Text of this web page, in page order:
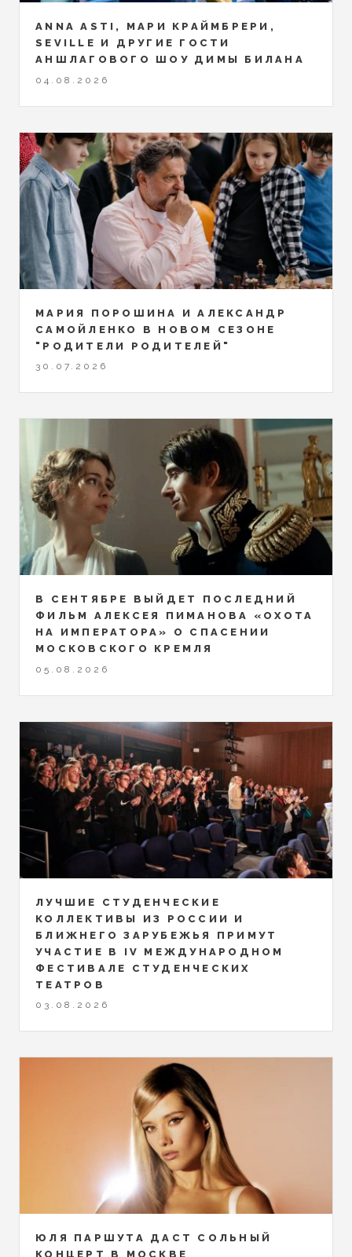
ANNA ASTI, МАРИ КРАЙМБРЕРИ,
SEVILLE И ДРУГИЕ ГОСТИ
АНШЛАГОВОГО ШОУ ДИМЫ БИЛАНА
04.08.2026
МАРИЯ ПОРОШИНА И АЛЕКСАНДР
САМОЙЛЕНКО В НОВОМ СЕЗОНЕ
"РОДИТЕЛИ РОДИТЕЛЕЙ"
30.07.2026
В СЕНТЯБРЕ ВЫЙДЕТ ПОСЛЕДНИЙ
ФИЛЬМ АЛЕКСЕЯ ПИМАНОВА «ОХОТА
НА ИМПЕРАТОРА» О СПАСЕНИИ
МОСКОВСКОГО КРЕМЛЯ
05.08.2026
ЛУЧШИЕ СТУДЕНЧЕСКИЕ
КОЛЛЕКТИВЫ ИЗ РОССИИ И
БЛИЖНЕГО ЗАРУБЕЖЬЯ ПРИМУТ
УЧАСТИЕ В IV МЕЖДУНАРОДНОМ
ФЕСТИВАЛЕ СТУДЕНЧЕСКИХ
ТЕАТРОВ
03.08.2026
ЮЛЯ ПАРШУТА ДАСТ СОЛЬНЫЙ
КОНЦЕРТ В МОСКВЕ